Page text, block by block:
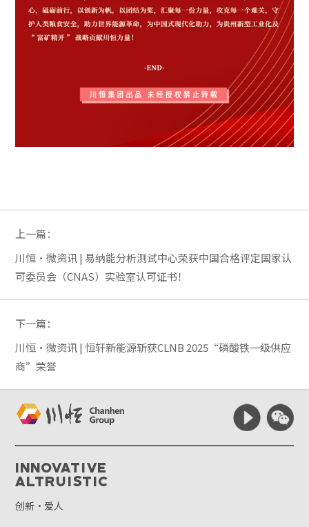
上一篇：
川恒·微资讯 | 易纳能分析测试中心荣获中国合格评定国家认
可委员会（CNAS）实验室认可证书！
下一篇：
川恒·微资讯 | 恒轩新能源斩获CLNB 2025“磷酸铁一级供应
商”荣誉
Innovative
Altruistic
创新·爱人